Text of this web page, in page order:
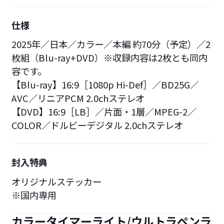
仕様
2025年／日本／カラー／本編 約70分（予定）／2
枚組（Blu-ray+DVD）※収録内容は2枚とも同内
容です。
【Blu-ray】16:9［1080p Hi-Def］／BD25G／
AVC／リニアPCM 2.0chステレオ
【DVD】16:9［LB］／片面・1層／MPEG-2／
COLOR／ドルビーデジタル 2.0chステレオ
封入特典
オリジナルステッカー
※国内専用